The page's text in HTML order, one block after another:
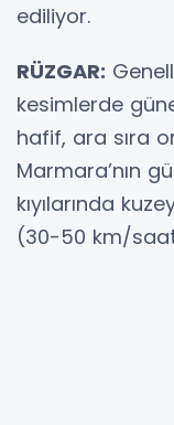
ediliyor.
RÜZGAR:
kesimlerde
hafif, ara sıra
Marmara’nın
kıyılarında
(30-50 km/